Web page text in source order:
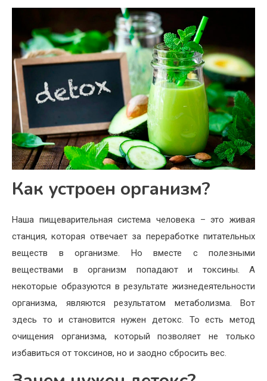
Как устроен организм?
Наша пищеварительная система человека – это живая
станция, которая отвечает за переработке питательных
веществ в организме. Но вместе с полезными
веществами в организм попадают и токсины. А
некоторые образуются в результате жизнедеятельности
организма, являются результатом метаболизма. Вот
здесь то и становится нужен детокс. То есть метод
очищения организма, который позволяет не только
избавиться от токсинов, но и заодно сбросить вес.